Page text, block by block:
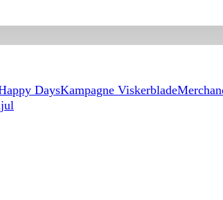
DaysKampagne Viskerblade